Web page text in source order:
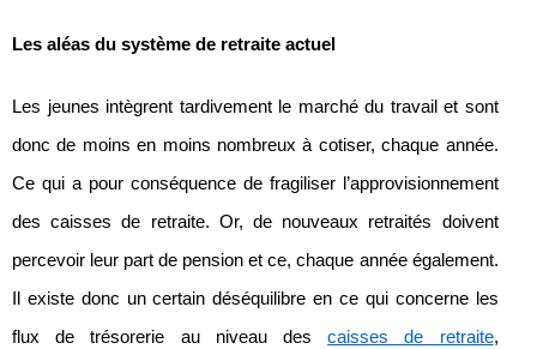
Les aléas du système de retraite actuel
Les jeunes intègrent tardivement le marché du travail et sont
donc de moins en moins nombreux à cotiser, chaque année.
Ce qui a pour conséquence de fragiliser l’approvisionnement
des caisses de retraite. Or, de nouveaux retraités doivent
percevoir leur part de pension et ce, chaque année également.
Il existe donc un certain déséquilibre en ce qui concerne les
flux de trésorerie au niveau descaisses de retraite,